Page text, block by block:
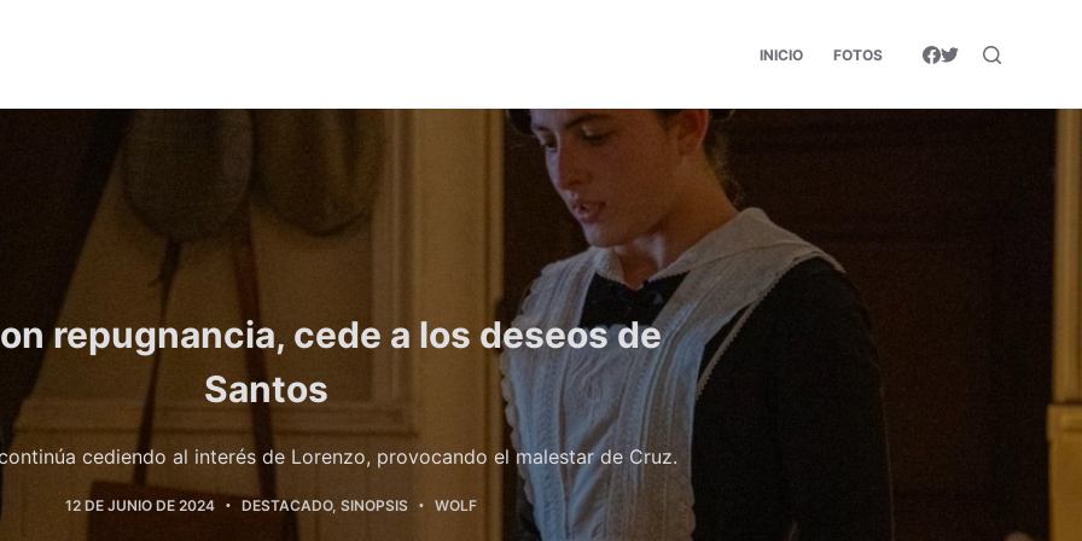
INICIO FOTOS
repugnancia, cede a los deseos de
Santos
cediendo al interés de Lorenzo, provocando el malestar de Cruz.
12 DE JUNIO DE 2024 DESTACADO, SINOPSIS WOLF